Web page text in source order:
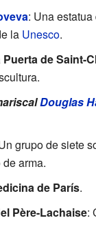
: Una
la Unesco.
de Saint-
Douglas
grupo de siete
arma.
de París.
Père-Lachaise: